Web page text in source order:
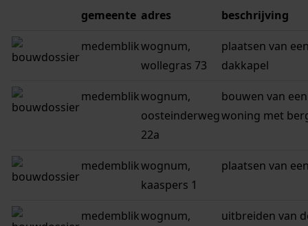
gemeente adres beschrijving
medemblikwognum,
wollegras 73
plaatsen van
dakkapel
medemblikwognum,
oosteinderweg
22a
bouwen van een
woning met
medemblikwognum,
kaaspers 1
plaatsen van
medemblikwognum,
uitbreiden van